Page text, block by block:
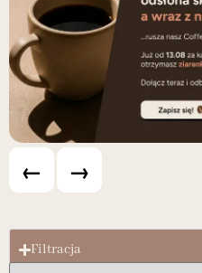
← →
Filtracja